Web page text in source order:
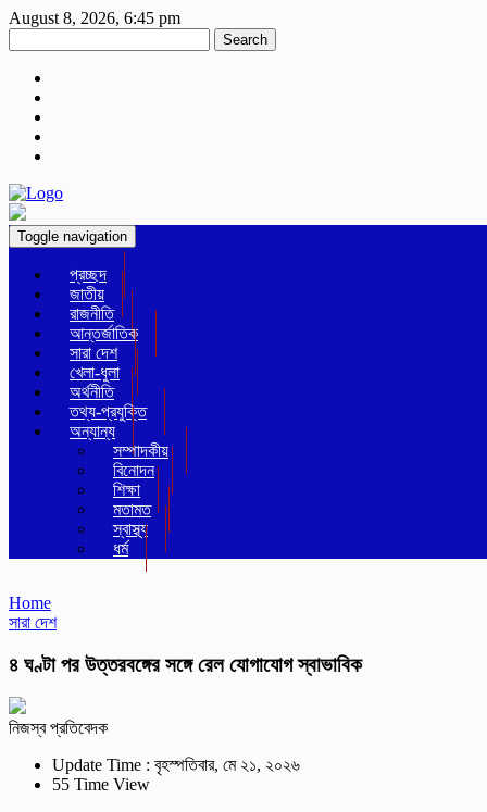
August 8, 2026, 6:45 pm
Search
Toggle navigation
প্রচ্ছদ
জাতীয়
রাজনীতি
আন্তর্জাতিক
সারা দেশ
খেলা-ধুলা
অর্থনীতি
তথ্য-প্রযুক্তি
অন্যান্য
সম্পাদকীয়
বিনোদন
শিক্ষা
মতামত
স্বাস্থ্য
ধর্ম
Home
সারা দেশ
৪ ঘণ্টা পর উত্তরবঙ্গের সঙ্গে রেল যোগাযোগ স্বাভাবিক
নিজস্ব প্রতিবেদক
Update Time : বৃহস্পতিবার, মে ২১, ২০২৬
55 Time View